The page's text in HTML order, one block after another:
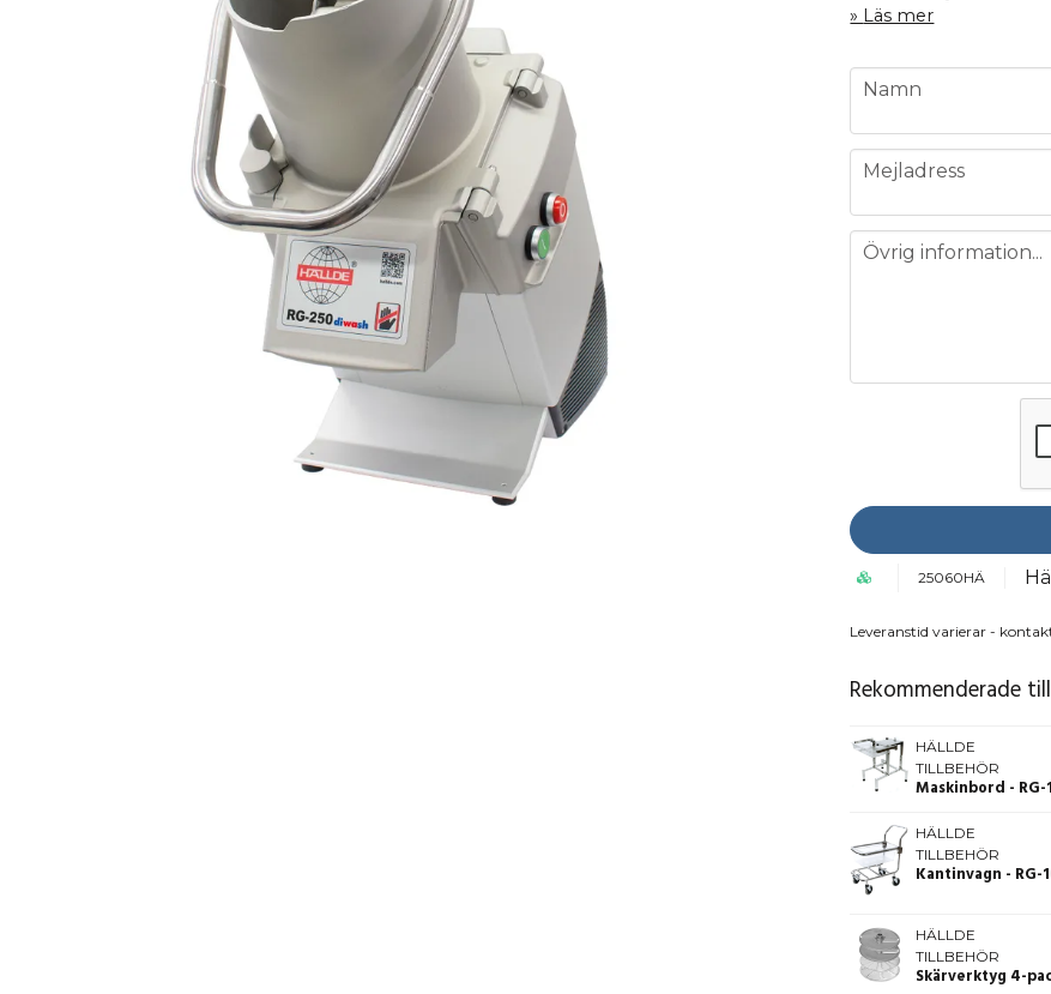
Läs mer
name
Namn
email
Mejladress
message
Övrig information...
25060HÄ
Leveranstid varierar -
Rekommenderade
HÄLLDE
TILLBEHÖR
Maskinbord - RG-
HÄLLDE
TILLBEHÖR
HÄLLDE
TILLBEHÖR
Skärverktyg 4-